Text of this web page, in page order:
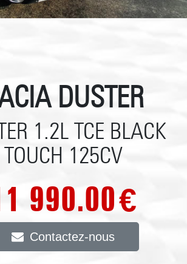
DUSTER
1.2L TCE BLACK
TOUCH 125CV
990.00€
Contactez-nous